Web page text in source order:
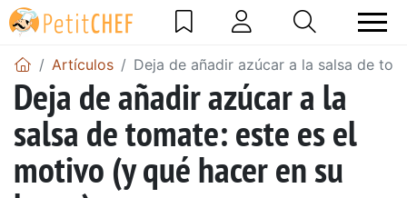
Artículos Deja de añadir azúcar a la salsa de
Deja de añadir azúcar a la
salsa de tomate: este es el
motivo (y qué hacer en su